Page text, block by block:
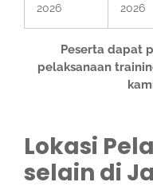
2026
2026
Peserta dapat
pelaksanaan
Lokasi
selain di